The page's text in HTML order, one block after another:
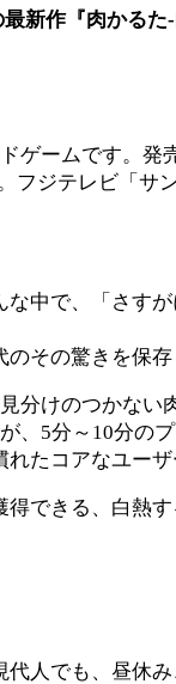
新作『肉かる
ゲームです。
フジテレビ「
中で、「さす
その驚きを保
分けのつかない
、5分～10分の
たコアなユーザ
できる、白熱
人でも、昼休